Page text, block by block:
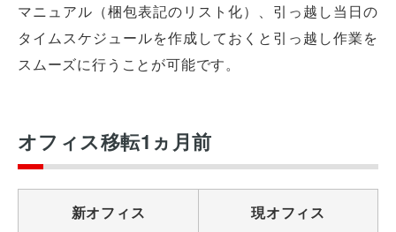
マニュアル（梱包表記のリスト化）、引っ越し当日の
タイムスケジュールを作成しておくと引っ越し作業を
スムーズに行うことが可能です。
オフィス移転1ヵ月前
新オフィス 現オフィス